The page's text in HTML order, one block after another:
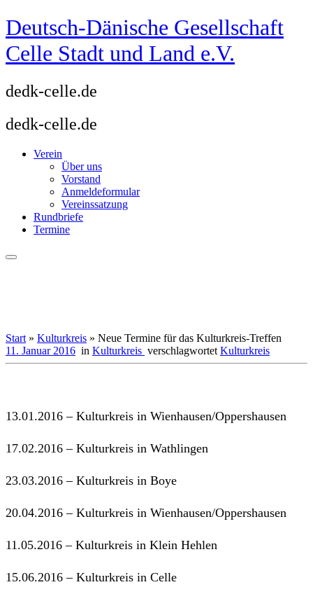
Zum
Inhalt
springen
Deutsch-Dänische Gesellschaft
Celle Stadt und Land e.V.
dedk-celle.de
dedk-celle.de
Verein
Über uns
Vorstand
Anmeldeformular
Vereinssatzung
Rundbriefe
Termine
Start » Kulturkreis » Neue Termine für das Kulturkreis-Treffen
11. Januar 2016 in Kulturkreis verschlagwortet Kulturkreis
13.01.2016 – Kulturkreis in Wienhausen/Oppershausen
17.02.2016 – Kulturkreis in Wathlingen
23.03.2016 – Kulturkreis in Boye
20.04.2016 – Kulturkreis in Wienhausen/Oppershausen
11.05.2016 – Kulturkreis in Klein Hehlen
15.06.2016 – Kulturkreis in Celle